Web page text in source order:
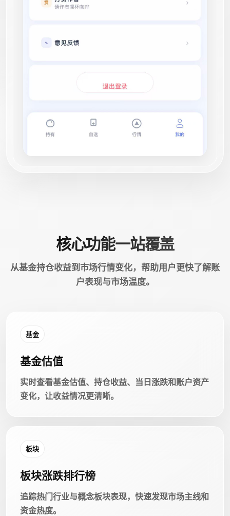
核心功能一站覆盖
从基金持仓收益到市场行情变化，帮助用户更快了解账
户表现与市场温度。
基金
基金估值
实时查看基金估值、持仓收益、当日涨跌和账户资产
变化，让收益情况更清晰。
板块
板块涨跌排行榜
追踪热门行业与概念板块表现，快速发现市场主线和
资金热度。